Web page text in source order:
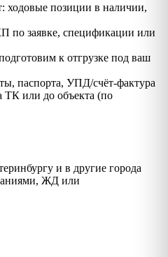
ходовые позиции в наличии,
по заявке, спецификации или
к отгрузке под ваш
паспорта, УПД/счёт‑фактура
ТК или до объекта (по
и в другие города
ЖД или